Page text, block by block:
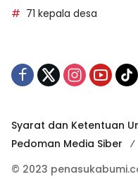
71 kepala desa
Syarat dan Ketentuan
Pedoman Media Siber
© 2023